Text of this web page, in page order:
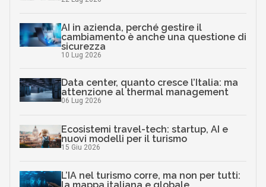
AI in azienda, perché gestire il
cambiamento è anche una questione di
sicurezza
10 Lug 2026
Data center, quanto cresce l’Italia: ma
attenzione al thermal management
06 Lug 2026
Ecosistemi travel-tech: startup, AI e
nuovi modelli per il turismo
15 Giu 2026
L’IA nel turismo corre, ma non per tutti: